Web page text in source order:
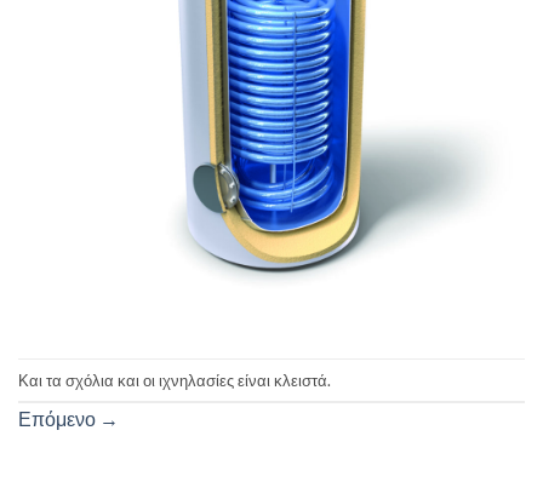
Και τα σχόλια και οι ιχνηλασίες είναι κλειστά.
Επόμενο →